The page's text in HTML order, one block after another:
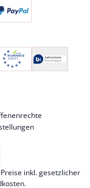
inkl. gesetzlicher
.